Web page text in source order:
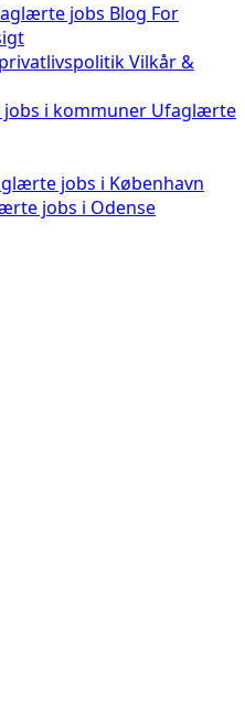
jobs Blog For
Vilkår &
i kommuner Ufaglærte
jobs i København
jobs i Odense